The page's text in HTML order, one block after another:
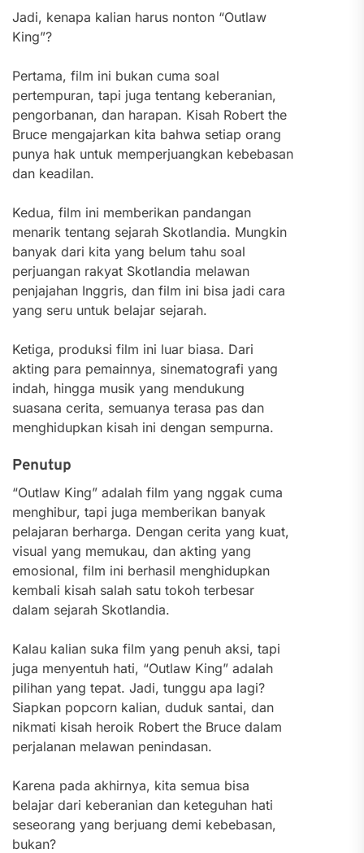
Jadi, kenapa kalian harus nonton “Outlaw
King”?
Pertama, film ini bukan cuma soal
pertempuran, tapi juga tentang keberanian,
pengorbanan, dan harapan. Kisah Robert the
Bruce mengajarkan kita bahwa setiap orang
punya hak untuk memperjuangkan kebebasan
dan keadilan.
Kedua, film ini memberikan pandangan
menarik tentang sejarah Skotlandia. Mungkin
banyak dari kita yang belum tahu soal
perjuangan rakyat Skotlandia melawan
penjajahan Inggris, dan film ini bisa jadi cara
yang seru untuk belajar sejarah.
Ketiga, produksi film ini luar biasa. Dari
akting para pemainnya, sinematografi yang
indah, hingga musik yang mendukung
suasana cerita, semuanya terasa pas dan
menghidupkan kisah ini dengan sempurna.
Penutup
“Outlaw King” adalah film yang nggak cuma
menghibur, tapi juga memberikan banyak
pelajaran berharga. Dengan cerita yang kuat,
visual yang memukau, dan akting yang
emosional, film ini berhasil menghidupkan
kembali kisah salah satu tokoh terbesar
dalam sejarah Skotlandia.
Kalau kalian suka film yang penuh aksi, tapi
juga menyentuh hati, “Outlaw King” adalah
pilihan yang tepat. Jadi, tunggu apa lagi?
Siapkan popcorn kalian, duduk santai, dan
nikmati kisah heroik Robert the Bruce dalam
perjalanan melawan penindasan.
Karena pada akhirnya, kita semua bisa
belajar dari keberanian dan keteguhan hati
seseorang yang berjuang demi kebebasan,
bukan?